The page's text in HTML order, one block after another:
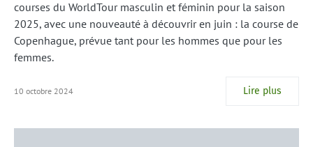
courses du WorldTour masculin et féminin pour la saison
2025, avec une nouveauté à découvrir en juin : la course de
Copenhague, prévue tant pour les hommes que pour les
femmes.
10 octobre 2024 Lire plus